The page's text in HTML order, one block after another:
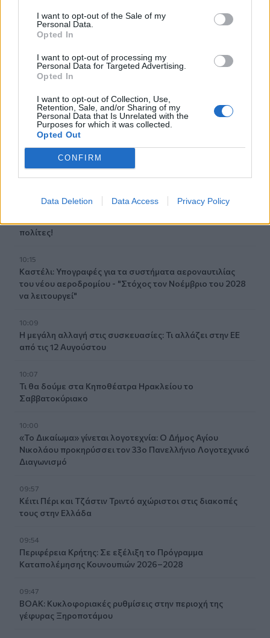
I want to opt-out of the Sale of my
Personal Data.
Opted In
I want to opt-out of processing my
Personal Data for Targeted Advertising.
Opted In
I want to opt-out of Collection, Use,
Retention, Sale, and/or Sharing of my
Personal Data that Is Unrelated with the
Purposes for which it was collected.
Opted Out
CONFIRM
Data Deletion Data Access Privacy Policy
10:39
Ευτύχιος Σαρτζετάκης: Οι πυρκαγιές έχουν τεράστιο
οικονομικό κόστος
10:38
Εξιχνιάστηκαν δύο εμπρησμοί στο Ρέθυμνο - Δικογραφία
10:36
Εκ περιτροπής η κυκλοφορία έξω από το ΙΤΕ λόγω των
έργων για το νέο πεζοδρόμιο (video)
10:26
Στα Χανιά ο Κυριάκος Μητσοτάκης
πολίτες!
10:15
Καστέλι: Υπογραφές για τα συστήματα αεροναυτιλίας
του νέου αεροδρομίου - "Στόχος τον Νοέμβριο του 2028
να λειτουργεί"
10:09
Η μεγάλη αλλαγή στις συσκευασίες: Τι αλλάζει στην ΕΕ
από τις 12 Αυγούστου
10:07
Τι θα δούμε στα Κηποθέατρα Ηρακλείου το
Σαββατοκύριακο
10:00
«Το Δικαίωμα» γίνεται λογοτεχνία: Ο Δήμος Αγίου
Νικολάου προκηρύσσει τον 33ο Πανελλήνιο Λογοτεχνικό
Διαγωνισμό
09:57
Κέιτι Πέρι και Τζάστιν Τριντό αχώριστοι στις διακοπές
τους στην Ελλάδα
09:54
Περιφέρεια Κρήτης: Σε εξέλιξη το Πρόγραμμα
Καταπολέμησης Κουνουπιών 2026–2028
09:47
ΒΟΑΚ: Κυκλοφοριακές ρυθμίσεις στην περιοχή της
γέφυρας Ξηροποτάμου